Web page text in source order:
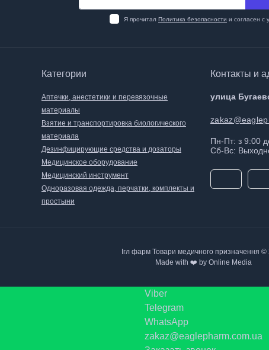
Я прочитал Политика безопасности и согласен с
Категории
Аптечки, анестетики и перевязочные
материалы
Взятие и транспортировка биологического
материала
Дезинфицирующие средства и дозаторы
Медицинское оборудование
Медицинский инструмент
Одноразовая одежда, перчатки, комплекты и
простыни
Контакты и
улица
Пн-Пт: з 9:00
Сб-Вс:
Ігл фарм Товари медичного призначення ©
Made with ❤️ by Online Media
Viber
Telegram
WhatsApp
zakaz@eaglepharm.com.ua